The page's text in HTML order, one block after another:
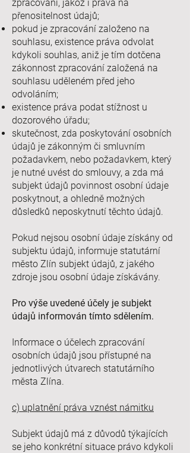
zpracování, jakož i práva na
přenositelnost údajů;
pokud je zpracování založeno na
souhlasu, existence práva odvolat
kdykoli souhlas, aniž je tím dotčena
zákonnost zpracování založená na
souhlasu uděleném před jeho
odvoláním;
existence práva podat stížnost u
dozorového úřadu;
skutečnost, zda poskytování osobních
údajů je zákonným či smluvním
požadavkem, nebo požadavkem, který
je nutné uvést do smlouvy, a zda má
subjekt údajů povinnost osobní údaje
poskytnout, a ohledně možných
důsledků neposkytnutí těchto údajů.
Pokud nejsou osobní údaje získány od
subjektu údajů, informuje statutární
město Zlín subjekt údajů, z jakého
zdroje jsou osobní údaje získávány.
Pro výše uvedené účely je subjekt
údajů informován tímto sdělením.
Informace o účelech zpracování
osobních údajů jsou přístupné na
jednotlivých útvarech statutárního
města Zlína.
c) uplatnění práva vznést námitku
Subjekt údajů má z důvodů týkajících
se jeho konkrétní situace právo kdykoli